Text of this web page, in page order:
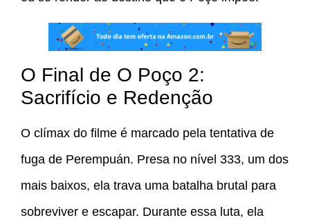
O Final de O Poço 2:
Sacrifício e Redenção
O clímax do filme é marcado pela tentativa de
fuga de Perempuán. Presa no nível 333, um dos
mais baixos, ela trava uma batalha brutal para
sobreviver e escapar. Durante essa luta, ela